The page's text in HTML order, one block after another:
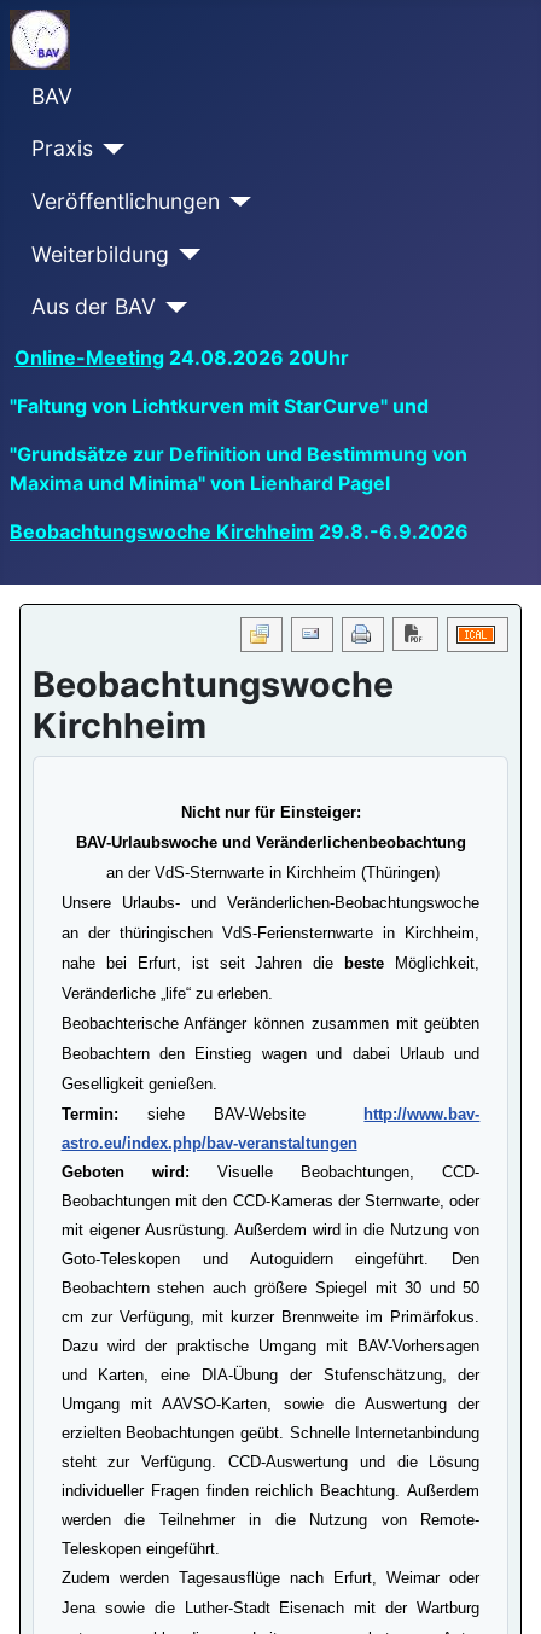
BAV
Praxis
Veröffentlichungen
Weiterbildung
Aus der BAV
Online-Meeting 24.08.2026 20Uhr
"Faltung von Lichtkurven mit StarCurve" und
"Grundsätze zur Definition und Bestimmung von
Maxima und Minima" von Lienhard Pagel
Beobachtungswoche Kirchheim 29.8.-6.9.2026
Download PDF
Beobachtungswoche
Kirchheim
Nicht nur für Einsteiger:
BAV-Urlaubswoche und Veränderlichenbeobachtung
an der VdS-Sternwarte in Kirchheim (Thüringen)
Unsere Urlaubs- und Veränderlichen-Beobachtungswoche
an der thüringischen VdS-Feriensternwarte in Kirchheim,
nahe bei Erfurt, ist seit Jahren die
beste
Möglichkeit,
Veränderliche „life“ zu erleben.
Beobachterische Anfänger können zusammen mit geübten
Beobachtern den Einstieg wagen und dabei Urlaub und
Geselligkeit genießen.
Termin: siehe BAV-Website
http://www.bav-
astro.eu/index.php/bav-veranstaltungen
Geboten wird: Visuelle Beobachtungen, CCD-
Beobachtungen mit den CCD-Kameras der Sternwarte, oder
mit eigener Ausrüstung. Außerdem wird in die Nutzung von
Goto-Teleskopen und Autoguidern eingeführt. Den
Beobachtern stehen auch größere Spiegel mit 30 und 50
cm zur Verfügung, mit kurzer Brennweite im Primärfokus.
Dazu wird der praktische Umgang mit BAV-Vorhersagen
und Karten, eine DIA-Übung der Stufenschätzung, der
Umgang mit AAVSO-Karten, sowie die Auswertung der
erzielten Beobachtungen geübt. Schnelle Internetanbindung
steht zur Verfügung. CCD-Auswertung und die Lösung
individueller Fragen finden reichlich Beachtung. Außerdem
werden die Teilnehmer in die Nutzung von Remote-
Teleskopen eingeführt.
Zudem werden Tagesausflüge nach Erfurt, Weimar oder
Jena sowie die Luther-Stadt Eisenach mit der Wartburg